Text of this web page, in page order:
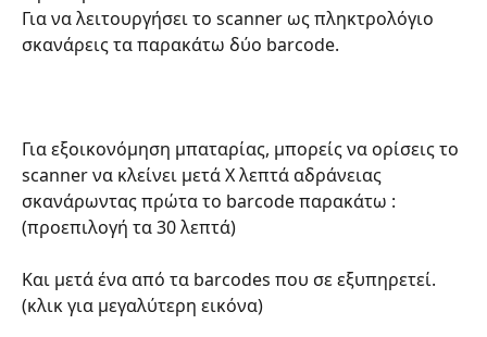
Για να λειτουργήσει το scanner ως πληκτρολόγιο
σκανάρεις τα παρακάτω δύο barcode.
Για εξοικονόμηση μπαταρίας, μπορείς να ορίσεις το
scanner να κλείνει μετά Χ λεπτά αδράνειας
σκανάρωντας πρώτα το barcode παρακάτω :
(προεπιλογή τα 30 λεπτά)
Και μετά ένα από τα barcodes που σε εξυπηρετεί.
(κλικ για μεγαλύτερη εικόνα)